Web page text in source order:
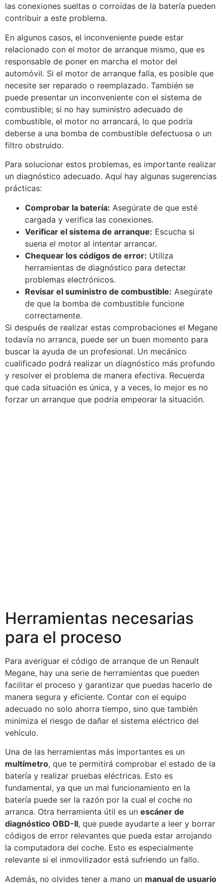
las conexiones sueltas o corroídas de la batería pueden
contribuir a este problema.
En algunos casos, el inconveniente puede estar
relacionado con el motor de arranque mismo, que es
responsable de poner en marcha el motor del
automóvil. Si el motor de arranque falla, es posible que
necesite ser reparado o reemplazado. También se
puede presentar un inconveniente con el sistema de
combustible; si no hay suministro adecuado de
combustible, el motor no arrancará, lo que podría
deberse a una bomba de combustible defectuosa o un
filtro obstruido.
Para solucionar estos problemas, es importante realizar
un diagnóstico adecuado. Aquí hay algunas sugerencias
prácticas:
Comprobar la batería: Asegúrate de que esté
cargada y verifica las conexiones.
Verificar el sistema de arranque: Escucha si
suena el motor al intentar arrancar.
Chequear los códigos de error: Utiliza
herramientas de diagnóstico para detectar
problemas electrónicos.
Revisar el suministro de combustible: Asegúrate
de que la bomba de combustible funcione
correctamente.
Si después de realizar estas comprobaciones el Megane
todavía no arranca, puede ser un buen momento para
buscar la ayuda de un profesional. Un mecánico
cualificado podrá realizar un diagnóstico más profundo
y resolver el problema de manera efectiva. Recuerda
que cada situación es única, y a veces, lo mejor es no
forzar un arranque que podría empeorar la situación.
Herramientas necesarias
para el proceso
Para averiguar el código de arranque de un Renault
Megane, hay una serie de herramientas que pueden
facilitar el proceso y garantizar que puedas hacerlo de
manera segura y eficiente. Contar con el equipo
adecuado no solo ahorra tiempo, sino que también
minimiza el riesgo de dañar el sistema eléctrico del
vehículo.
Una de las herramientas más importantes es un
multímetro, que te permitirá comprobar el estado de la
batería y realizar pruebas eléctricas. Esto es
fundamental, ya que un mal funcionamiento en la
batería puede ser la razón por la cual el coche no
arranca. Otra herramienta útil es un escáner de
diagnóstico OBD-II, que puede ayudarte a leer y borrar
códigos de error relevantes que pueda estar arrojando
la computadora del coche. Esto es especialmente
relevante si el inmovilizador está sufriendo un fallo.
Además, no olvides tener a mano un manual de usuario